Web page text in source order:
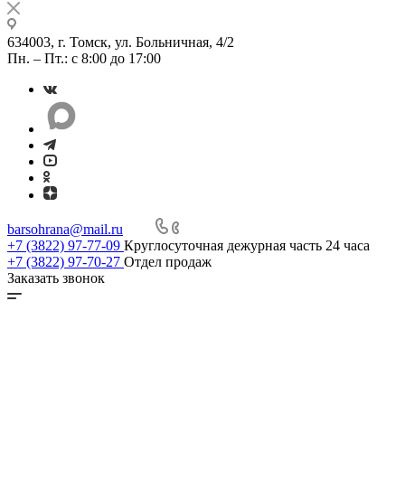
634003, г. Томск, ул. Больничная, 4/2
Пн. – Пт.: с 8:00 до 17:00
barsohrana@mail.ru
+7 (3822) 97-77-09 Круглосуточная дежурная часть 24 часа
+7 (3822) 97-70-27 Отдел продаж
Заказать звонок